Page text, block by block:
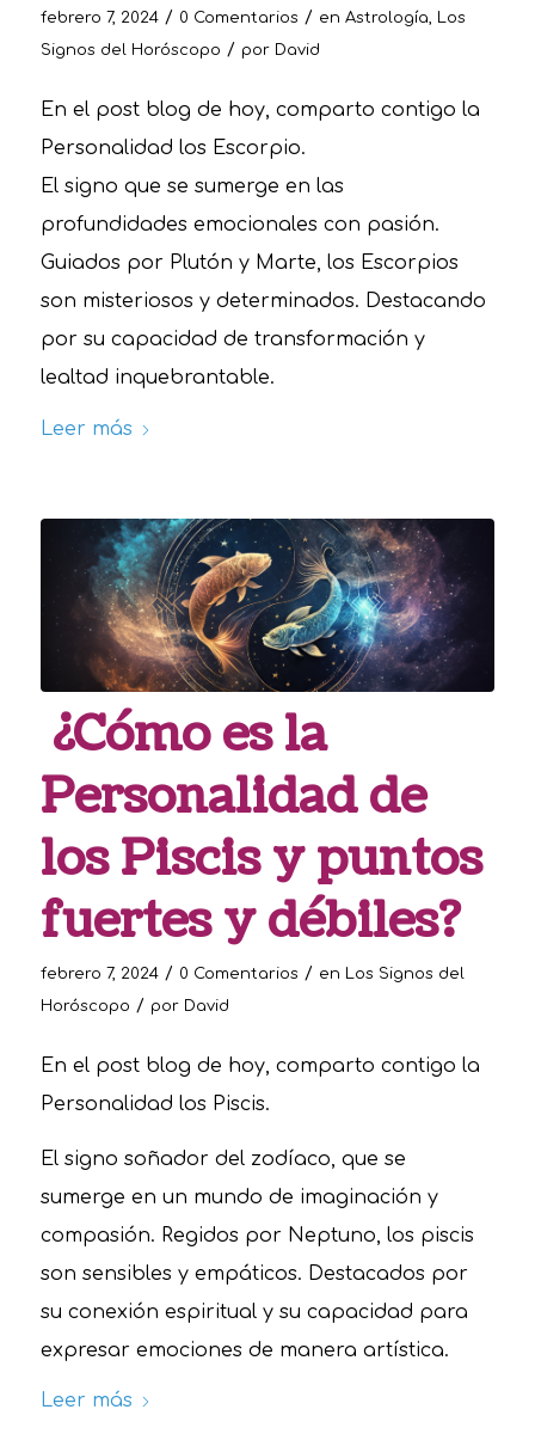
febrero 7, 2024 / 0 Comentarios / en Astrología
Los
Signos del Horóscopo / por David
En el post blog de hoy, comparto contigo la
Personalidad los Escorpio.
El signo que se sumerge en las
profundidades emocionales con pasión.
Guiados por Plutón y Marte, los Escorpios
son misteriosos y determinados. Destacando
por su capacidad de transformación y
lealtad inquebrantable.
Leer más
¿Cómo es la
Personalidad de
los Piscis y puntos
fuertes y débiles?
febrero 7, 2024 / 0 Comentarios / en Los Signos del
Horóscopo / por David
En el post blog de hoy, comparto contigo la
Personalidad los Piscis.
El signo soñador del zodíaco, que se
sumerge en un mundo de imaginación y
compasión. Regidos por Neptuno, los piscis
son sensibles y empáticos. Destacados por
su conexión espiritual y su capacidad para
expresar emociones de manera artística.
Leer más